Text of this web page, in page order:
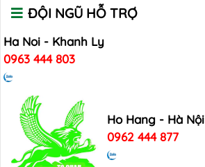
ĐỘI NGŨ HỖ TRỢ
Ha Noi - Khanh Ly
0963 444 803
Ho Hang - Hà Nội
0962 444 877